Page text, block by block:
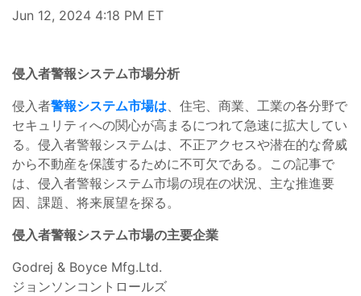
Jun 12, 2024 4:18 PM ET
侵入者警報システム市場分析
侵入者警報システム市場は 、住宅、商業、工業の各分野で
セキュリティへの関心が高まるにつれて急速に拡大してい
る。侵入者警報システムは、不正アクセスや潜在的な脅威
から不動産を保護するために不可欠である。この記事で
は、侵入者警報システム市場の現在の状況、主な推進要
因、課題、将来展望を探る。
侵入者警報システム市場の主要企業
Godrej & Boyce Mfg.Ltd.
ジョンソンコントロールズ